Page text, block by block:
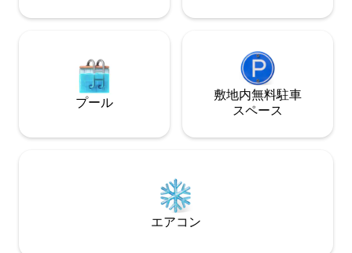
プール
敷地内無料駐⁠車
ス⁠ペ⁠ー⁠ス
エアコン